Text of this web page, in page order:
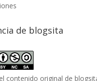
de blogsita
contenido original de